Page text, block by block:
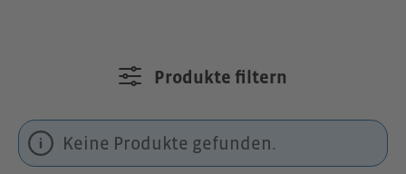
Produkte filtern
Keine Produkte gefunden.